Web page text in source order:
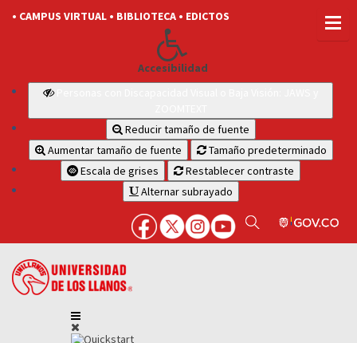
• CAMPUS VIRTUAL • BIBLIOTECA • EDICTOS
Accesibilidad
Reducir tamaño de fuente
Aumentar tamaño de fuente
Tamaño predeterminado
Escala de grises
Restablecer contraste
Alternar subrayado